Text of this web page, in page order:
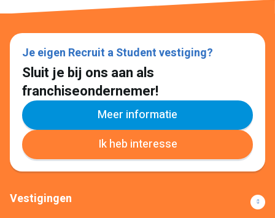
Je eigen Recruit a Student vestiging?
Sluit je bij ons aan als
franchiseondernemer!
Meer informatie
Ik heb interesse
Vestigingen